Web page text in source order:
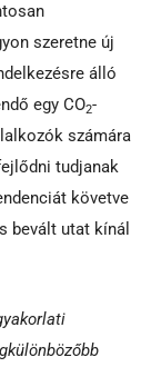
szeretne új
álló
egy CO2-
számára
tudjanak
követve
bevált utat kínál